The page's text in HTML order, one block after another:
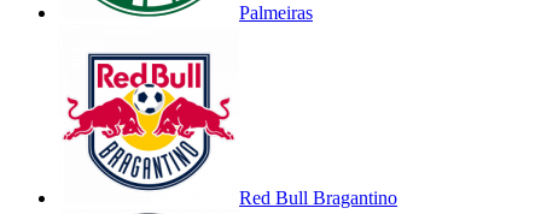
Palmeiras
Red Bull Bragantino